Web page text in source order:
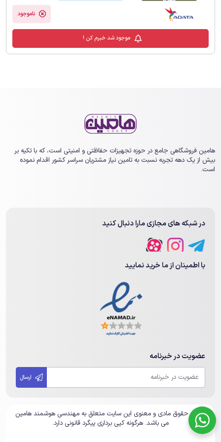
دارای درپوش USB ● قابلیت اتصال بند یا
جاکلیدی ● بدنه پلاستیکی با رنگ مشکی
براق ● سازگاری بالا با رایانه‌های شخصی،
تبلت‌ها، تلویزیون‌های هوشمند، سیستم‌های
داخل خودرو، کنسول‌های بازی، سیستم‌های
سرگرمی خانگی و موارد دیگر
ناموجود
موجود شد خبرم کن !
هامین فروشگاهی جامع در حوزه تجهیزات حفاظتی و امنیتی است، که با تکیه بر
بیش از یک ‏دهه تجربه نسبت به تامین نیاز مشتریان سراسر کشور اقدام نموده
است.
در شبکه های مجازی مارا دنبال کنید
با اطمینان از ما خرید نمایید
عضویت در خبرنامه
تمامی حقوق مادی و معنوی این سایت متعلق به مهندسی هوشمند هامین
می باشد. هرگونه کپی برداری پیگرد قانونی دارد.